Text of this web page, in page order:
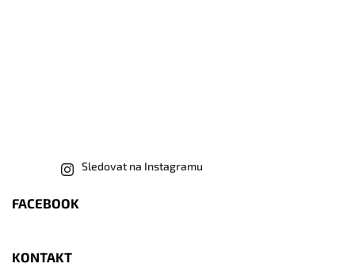
Sledovat na Instagramu
FACEBOOK
KONTAKT